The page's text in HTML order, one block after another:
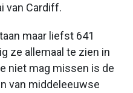
van Cardiff.
maar liefst 641
ze allemaal te zien in
niet mag missen is de
van middeleeuwse